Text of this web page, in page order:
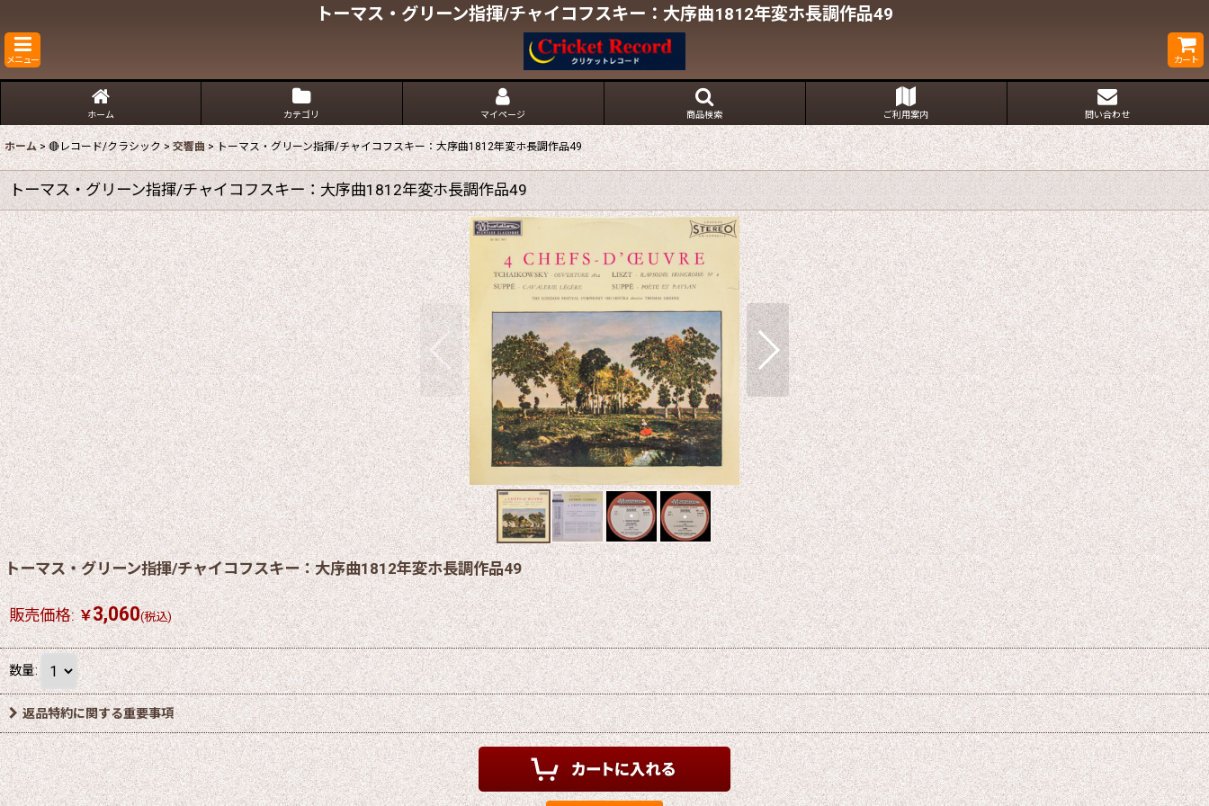
トーマス・グリーン指揮/チャイコフスキー：大序曲1812年変ホ長調作品49
メニュー カート
ホーム カテゴリ マイページ 商品検索 ご利用案内 問い合わせ
ホーム > 🔴レコード/クラシック > 交響曲 > トーマス・グリーン指揮/チャイコフスキー：大序曲1812年変ホ長調作品49
トーマス・グリーン指揮/チャイコフスキー：大序曲1812年変ホ長調作品49
トーマス・グリーン指揮/チャイコフスキー：大序曲1812年変ホ長調作品49
販売価格: ￥3,060(税込)
数量:
返品特約に関する重要事項